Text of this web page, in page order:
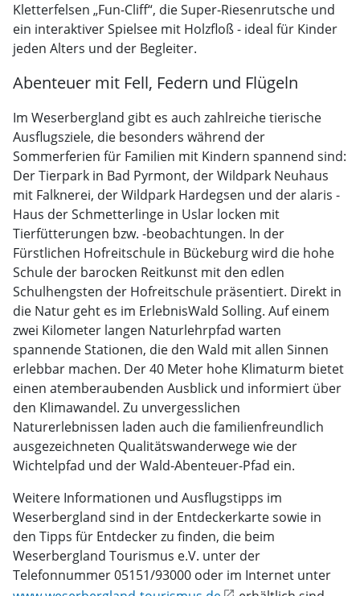
Kletterfelsen „Fun-Cliff“, die Super-Riesenrutsche und
ein interaktiver Spielsee mit Holzfloß - ideal für Kinder
jeden Alters und der Begleiter.
Abenteuer mit Fell, Federn und Flügeln
Im Weserbergland gibt es auch zahlreiche tierische
Ausflugsziele, die besonders während der
Sommerferien für Familien mit Kindern spannend sind:
Der Tierpark in Bad Pyrmont, der Wildpark Neuhaus
mit Falknerei, der Wildpark Hardegsen und der alaris -
Haus der Schmetterlinge in Uslar locken mit
Tierfütterungen bzw. -beobachtungen. In der
Fürstlichen Hofreitschule in Bückeburg wird die hohe
Schule der barocken Reitkunst mit den edlen
Schulhengsten der Hofreitschule präsentiert. Direkt in
die Natur geht es im ErlebnisWald Solling. Auf einem
zwei Kilometer langen Naturlehrpfad warten
spannende Stationen, die den Wald mit allen Sinnen
erlebbar machen. Der 40 Meter hohe Klimaturm bietet
einen atemberaubenden Ausblick und informiert über
den Klimawandel. Zu unvergesslichen
Naturerlebnissen laden auch die familienfreundlich
ausgezeichneten Qualitätswanderwege wie der
Wichtelpfad und der Wald-Abenteuer-Pfad ein.
Weitere Informationen und Ausflugstipps im
Weserbergland sind in der Entdeckerkarte sowie in
den Tipps für Entdecker zu finden, die beim
Weserbergland Tourismus e.V. unter der
Telefonnummer 05151/93000 oder im Internet unter